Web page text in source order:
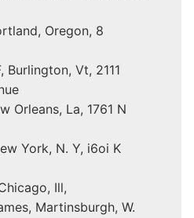
Oregon, 8
Burlington, Vt, 2111
Orleans, La, 1761 N
York, N. Y, i6oi K
Ill,
Martinsburgh, W.